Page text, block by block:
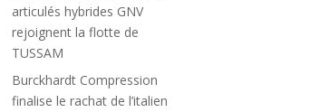
articulés hybrides GNV
rejoignent la flotte de
TUSSAM
Burckhardt Compression
finalise le rachat de l’italien